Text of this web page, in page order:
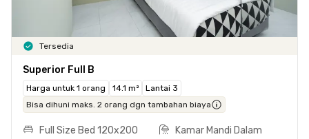
Tersedia
Superior Full B
Harga untuk 1 orang 14.1 m²
Lantai 3
Bisa dihuni maks. 2 orang dgn tambahan biaya
Full Size Bed 120x200
Kamar Mandi Dalam